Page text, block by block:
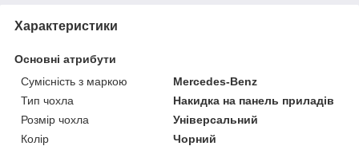
Характеристики
Основні атрибути
Сумісність з маркою
Mercedes-Benz
Тип чохла
Накидка на панель приладів
Розмір чохла
Універсальний
Колір
Чорний